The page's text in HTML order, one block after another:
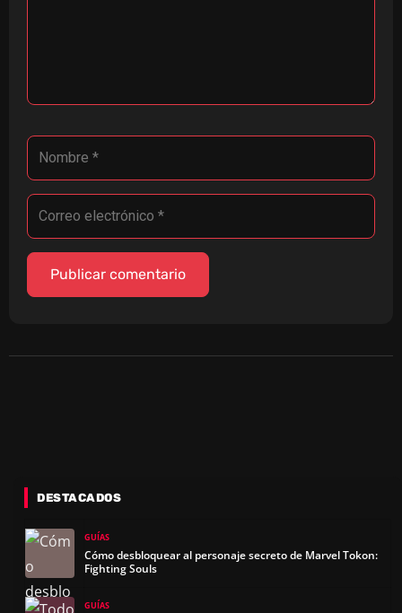
DESTACADOS
GUÍAS
Cómo desbloquear al personaje secreto de Marvel Tokon:
Fighting Souls
GUÍAS